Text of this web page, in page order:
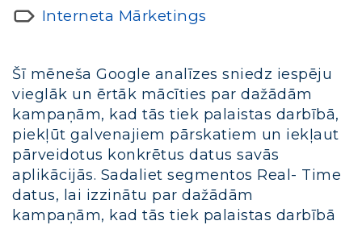
Interneta Mārketings
Šī mēneša Google analīzes sniedz iespēju
vieglāk un ērtāk mācīties par dažādām
kampaņām, kad tās tiek palaistas darbībā,
piekļūt galvenajiem pārskatiem un iekļaut
pārveidotus konkrētus datus savās
aplikācijās. Sadaliet segmentos Real- Time
datus, lai izzinātu par dažādām
kampaņām, kad tās tiek palaistas darbībā